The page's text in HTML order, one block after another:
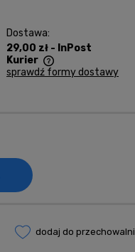
Dostawa:
29,00 zł - InPost
Kurier
sprawdź formy dostawy
dodaj do przechowalni